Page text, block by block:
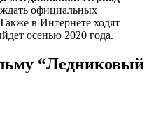
ждать официальных
в Интернете ходят
осенью 2020 года.
“Ледниковый